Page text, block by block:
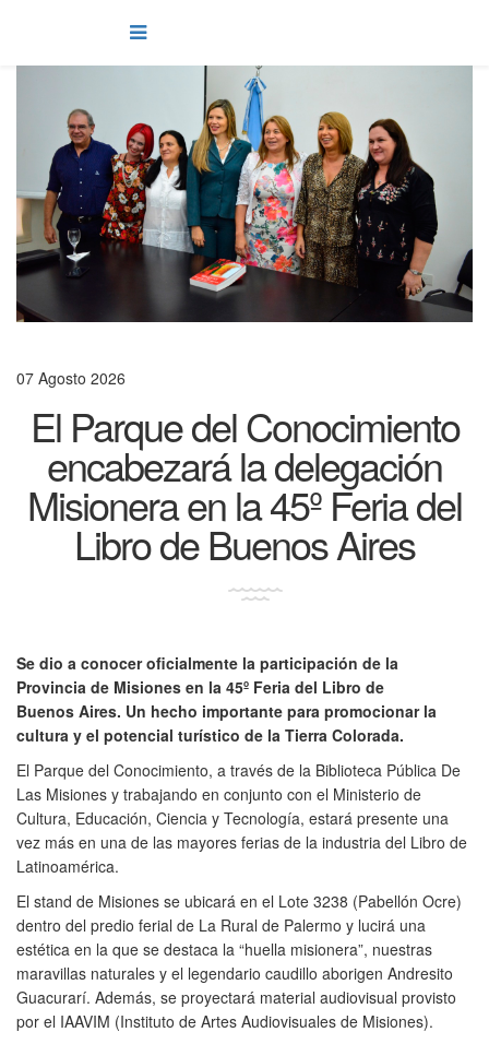
07 Agosto 2026
El Parque del Conocimiento
encabezará la delegación
Misionera en la 45º Feria del
Libro de Buenos Aires
Se dio a conocer oficialmente la participación de la
Provincia de Misiones en la 45º Feria del Libro de
Buenos Aires. Un hecho importante para promocionar la
cultura y el potencial turístico de la Tierra Colorada.
El Parque del Conocimiento, a través de la Biblioteca Pública De
Las Misiones y trabajando en conjunto con el Ministerio de
Cultura, Educación, Ciencia y Tecnología, estará presente una
vez más en una de las mayores ferias de la industria del Libro de
Latinoamérica.
El stand de Misiones se ubicará en el Lote 3238 (Pabellón Ocre)
dentro del predio ferial de La Rural de Palermo y lucirá una
estética en la que se destaca la “huella misionera”, nuestras
maravillas naturales y el legendario caudillo aborigen Andresito
Guacurarí. Además, se proyectará material audiovisual provisto
por el IAAVIM (Instituto de Artes Audiovisuales de Misiones).